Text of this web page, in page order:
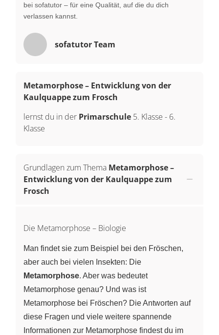
bei sofatutor – für eine Qualität, auf die du dich
verlassen kannst.
sofatutor Team
Metamorphose – Entwicklung von der
Kaulquappe zum Frosch
lernst du in der Primarschule 5. Klasse - 6.
Klasse
Grundlagen zum Thema Metamorphose –
Entwicklung von der Kaulquappe zum
Frosch
Die Metamorphose – Biologie
Man findet sie zum Beispiel bei den Fröschen,
aber auch bei vielen Insekten: Die
Metamorphose. Aber was bedeutet
Metamorphose genau? Und was ist
Metamorphose bei Fröschen? Die Antworten auf
diese Fragen und viele weitere spannende
Informationen zur Metamorphose findest du im